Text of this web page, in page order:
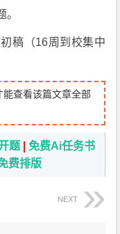
稿（16周到校集中
能查看该篇文章全部
题 |免费Ai任务书
费排版
NEXT